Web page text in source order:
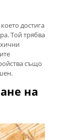
достига
Той трябва
също
на